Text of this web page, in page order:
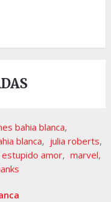
bahia blanca,
blanca, julia roberts,
estupido amor, marvel,